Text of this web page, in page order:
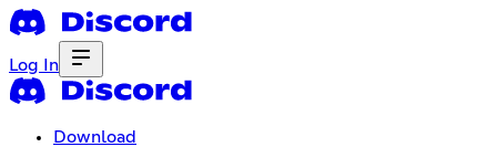
Log In
Download